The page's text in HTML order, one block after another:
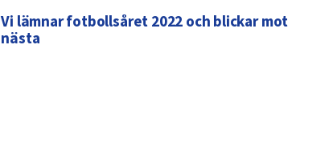
Vi lämnar fotbollsåret 2022 och blickar mot
nästa